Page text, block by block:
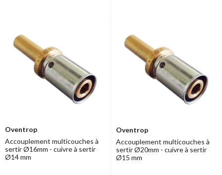
Oventrop
Accouplement multicouches à
sertir Ø16mm - cuivre à sertir
Ø14 mm
Oventrop
Accouplement multicouches à
sertir Ø20mm - cuivre à sertir
Ø15 mm